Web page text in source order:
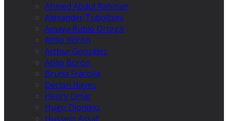
Ahmed Abdul Rahman
Alexander Tuboltsev
Amaya Rubio Ortega
Atilio Borón
Arthur González
Atilio Borón
Bruna Fracolla
Declan Hayes
Henry Omar
Hugo Dionísio
Hussein Assaf